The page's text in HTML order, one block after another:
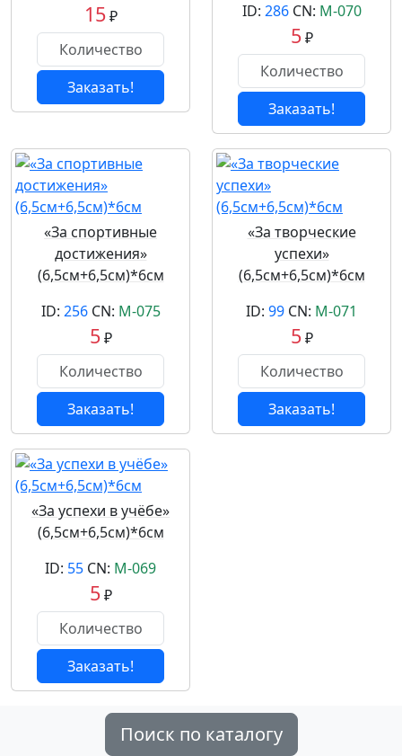
15₽
Заказать!
ID: 286CN: М-070
5₽
Заказать!
«За спортивные
достижения»
(6,5см+6,5см)*6см
ID: 256CN: М-075
5₽
Заказать!
«За творческие
успехи»
(6,5см+6,5см)*6см
ID: 99 CN: М-071
5₽
Заказать!
«За успехи в учёбе»
(6,5см+6,5см)*6см
ID: 55 CN: М-069
5₽
Заказать!
Поиск по каталогу